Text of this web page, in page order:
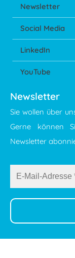
Newsletter
Social Media
LinkedIn
YouTube
Newsletter
Sie wollen über
Gerne können
Newsletter